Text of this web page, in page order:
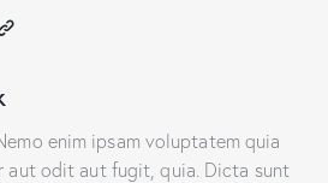
enim ipsam voluptatem quia
aut odit aut fugit, quia. Dicta sunt